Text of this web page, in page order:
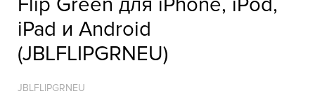
Flip Green для iPhone, iPod,
iPad и Android
(JBLFLIPGRNEU)
JBLFLIPGRNEU